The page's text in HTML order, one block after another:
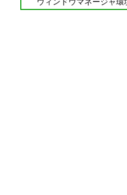
ウィンドウマネージャ